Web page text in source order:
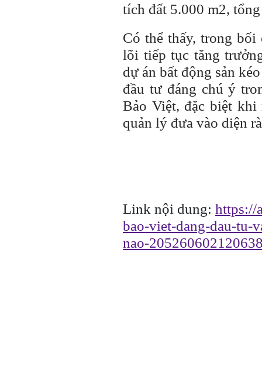
tích đất 5.000 m2,
Có thể thấy, trong
lõi tiếp tục tăng
dự án bất động sản
đầu tư đáng chú ý
Bảo Việt, đặc biệt khi
quản lý đưa vào diện
Link nội dung: https://
bao-viet-dang-dau-tu-
nao-